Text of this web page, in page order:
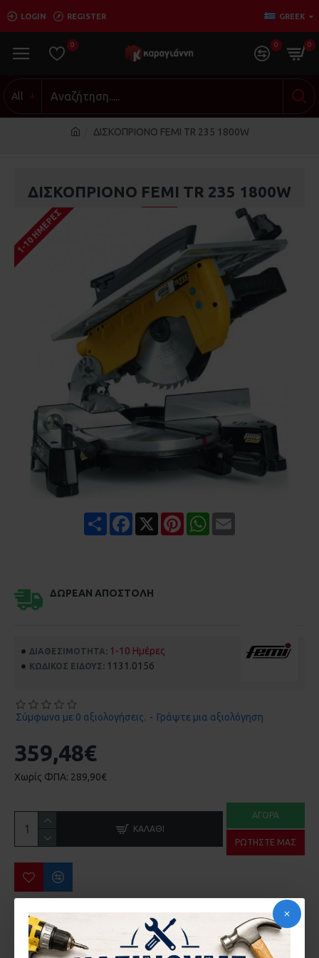
LOGIN REGISTER GREEK
0 0 0
All
ΔΙΣΚΟΠΡΙΟΝΟ FEMI TR 235 1800W
ΔΙΣΚΟΠΡΙΟΝΟ FEMI TR 235 1800W
1-10 ΗΜΈΡΕΣ
Share Facebook PinterestWhatsApp
ΔΩΡΕΆΝ ΑΠΟΣΤΟΛΉ
ΔΙΑΘΕΣΙΜΌΤΗΤΑ: 1-10 Ημέρες
ΚΩΔΙΚΌΣ ΕΊΔΟΥΣ: 1131.0156
Σύμφωνα με 0 αξιολογήσεις. - Γράψτε μια αξιολόγηση
359,48€
Χωρίς ΦΠΑ: 289,90€
ΚΑΛΆΘΙ
ΑΓΟΡΆ
ΡΩΤΉΣΤΕ ΜΑΣ
ΠΕΡΙΣΣΌΤΕΡΑ ΑΠΌ ΤΗΝ ΙΔΙΑ ΜΆΡΚΑ